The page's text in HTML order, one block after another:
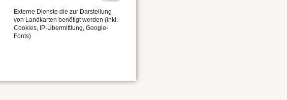
Externe Dienste die zur Darstellung
von Landkarten benötigt werden (inkl.
Cookies, IP-Übermittlung, Google-
Fonts)